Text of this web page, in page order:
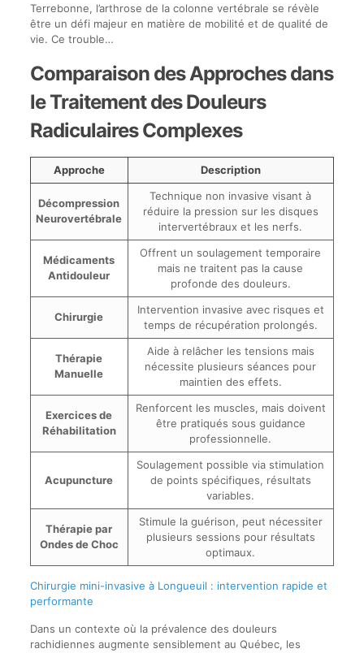
Terrebonne, l’arthrose de la colonne vertébrale se révèle
être un défi majeur en matière de mobilité et de qualité de
vie. Ce trouble…
Comparaison des Approches dans
le Traitement des Douleurs
Radiculaires Complexes
Approche Description
Décompression
Neurovertébrale
Technique non invasive visant à
réduire la pression sur les disques
intervertébraux et les nerfs.
Médicaments
Antidouleur
Offrent un soulagement temporaire
mais ne traitent pas la cause
profonde des douleurs.
Chirurgie
Intervention invasive avec risques et
temps de récupération prolongés.
Thérapie
Manuelle
Aide à relâcher les tensions mais
nécessite plusieurs séances pour
maintien des effets.
Exercices de
Réhabilitation
Renforcent les muscles, mais doivent
être pratiqués sous guidance
professionnelle.
Acupuncture
Soulagement possible via stimulation
de points spécifiques, résultats
variables.
Thérapie par
Ondes de Choc
Stimule la guérison, peut nécessiter
plusieurs sessions pour résultats
optimaux.
Chirurgie mini-invasive à Longueuil : intervention rapide et
performante
Dans un contexte où la prévalence des douleurs
rachidiennes augmente sensiblement au Québec, les